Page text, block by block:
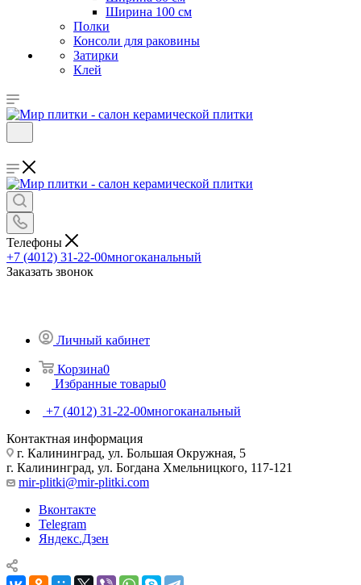
Ширина 100 см
Полки
Консоли для раковины
Затирки
Клей
Телефоны
+7 (4012) 31-22-00многоканальный
Заказать звонок
Личный кабинет
Корзина0
Избранные товары0
+7 (4012) 31-22-00многоканальный
Контактная информация
г. Калининград, ул. Большая Окружная, 5
г. Калининград, ул. Богдана Хмельницкого, 117-121
mir-plitki@mir-plitki.com
Вконтакте
Telegram
Яндекс.Дзен